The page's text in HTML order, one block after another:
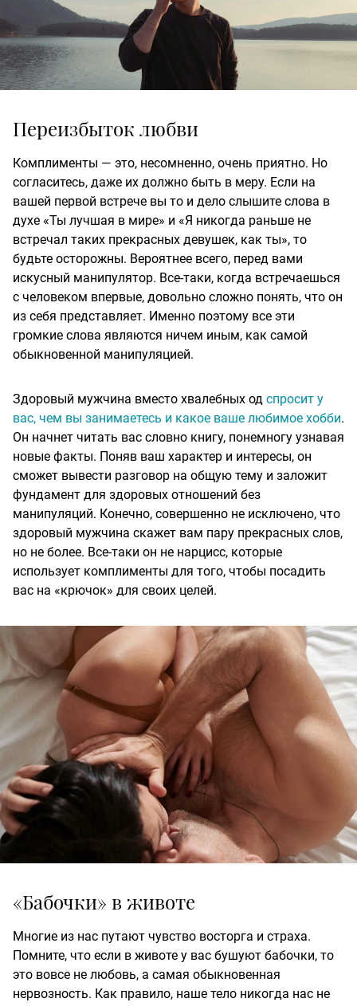
Переизбыток любви
Комплименты — это, несомненно, очень приятно. Но
согласитесь, даже их должно быть в меру. Если на
вашей первой встрече вы то и дело слышите слова в
духе «Ты лучшая в мире» и «Я никогда раньше не
встречал таких прекрасных девушек, как ты», то
будьте осторожны. Вероятнее всего, перед вами
искусный манипулятор. Все-таки, когда встречаешься
с человеком впервые, довольно сложно понять, что он
из себя представляет. Именно поэтому все эти
громкие слова являются ничем иным, как самой
обыкновенной манипуляцией.
Здоровый мужчина вместо хвалебных од спросит у
вас, чем вы занимаетесь и какое ваше любимое хобби.
Он начнет читать вас словно книгу, понемногу узнавая
новые факты. Поняв ваш характер и интересы, он
сможет вывести разговор на общую тему и заложит
фундамент для здоровых отношений без
манипуляций. Конечно, совершенно не исключено, что
здоровый мужчина скажет вам пару прекрасных слов,
но не более. Все-таки он не нарцисс, которые
использует комплименты для того, чтобы посадить
вас на «крючок» для своих целей.
«Бабочки» в животе
Многие из нас путают чувство восторга и страха.
Помните, что если в животе у вас бушуют бабочки, то
это вовсе не любовь, а самая обыкновенная
нервозность. Как правило, наше тело никогда нас не